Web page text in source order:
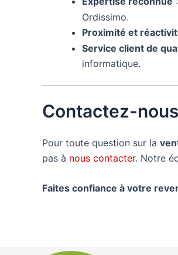
Ordissimo.
Proximité et
Service client de
informatique.
Contactez-
Pour toute question sur la
pas à nous contacter. Notre
Faites confiance à votre